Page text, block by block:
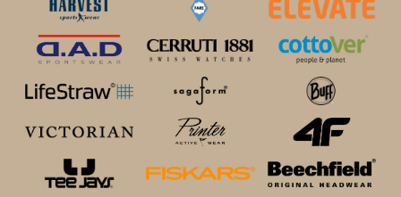
Trudno wyobrazić sobie udaną wycieczkę rowerowąlub wypoczynek
plecaka lub torby na niezbędne akcesoria plażowe. Podobnie wypad
udany tylko z odpowiednio dobranym plecakiem – najlepiej z logo
okaże się naprawdę udana jeśli wszystkie niezbędne gadżety
stelażem na wędrówki po szlakach górskich. A jesieńpowita Cię
udasz się na wrześniową ekspedycję niosąc plecak firmowy